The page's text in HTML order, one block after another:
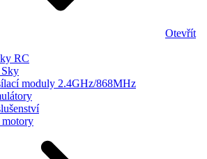
Otevřít
RC
moduly 2.4GHz/868MHz
motory